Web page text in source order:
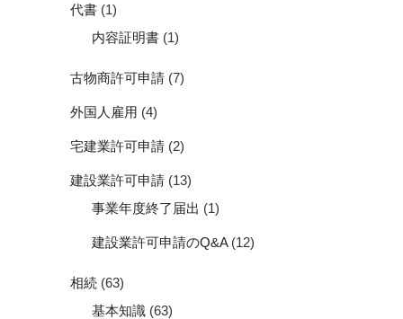
代書 (1)
内容証明書 (1)
古物商許可申請 (7)
外国人雇用 (4)
宅建業許可申請 (2)
建設業許可申請 (13)
事業年度終了届出 (1)
建設業許可申請のQ&A(12)
相続 (63)
基本知識 (63)